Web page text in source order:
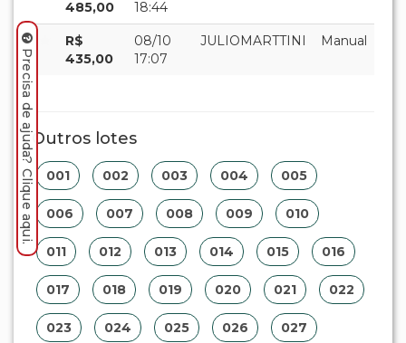
485,00
18:44
R$
435,00
08/10
17:07
JULIOMARTTINI Manual
Outros lotes
001 002 003 004 005
006 007 008 009 010
011 012 013 014 015 016
017 018 019 020 021 022
023 024 025 026 027
Precisa de ajuda? Clique aqui.